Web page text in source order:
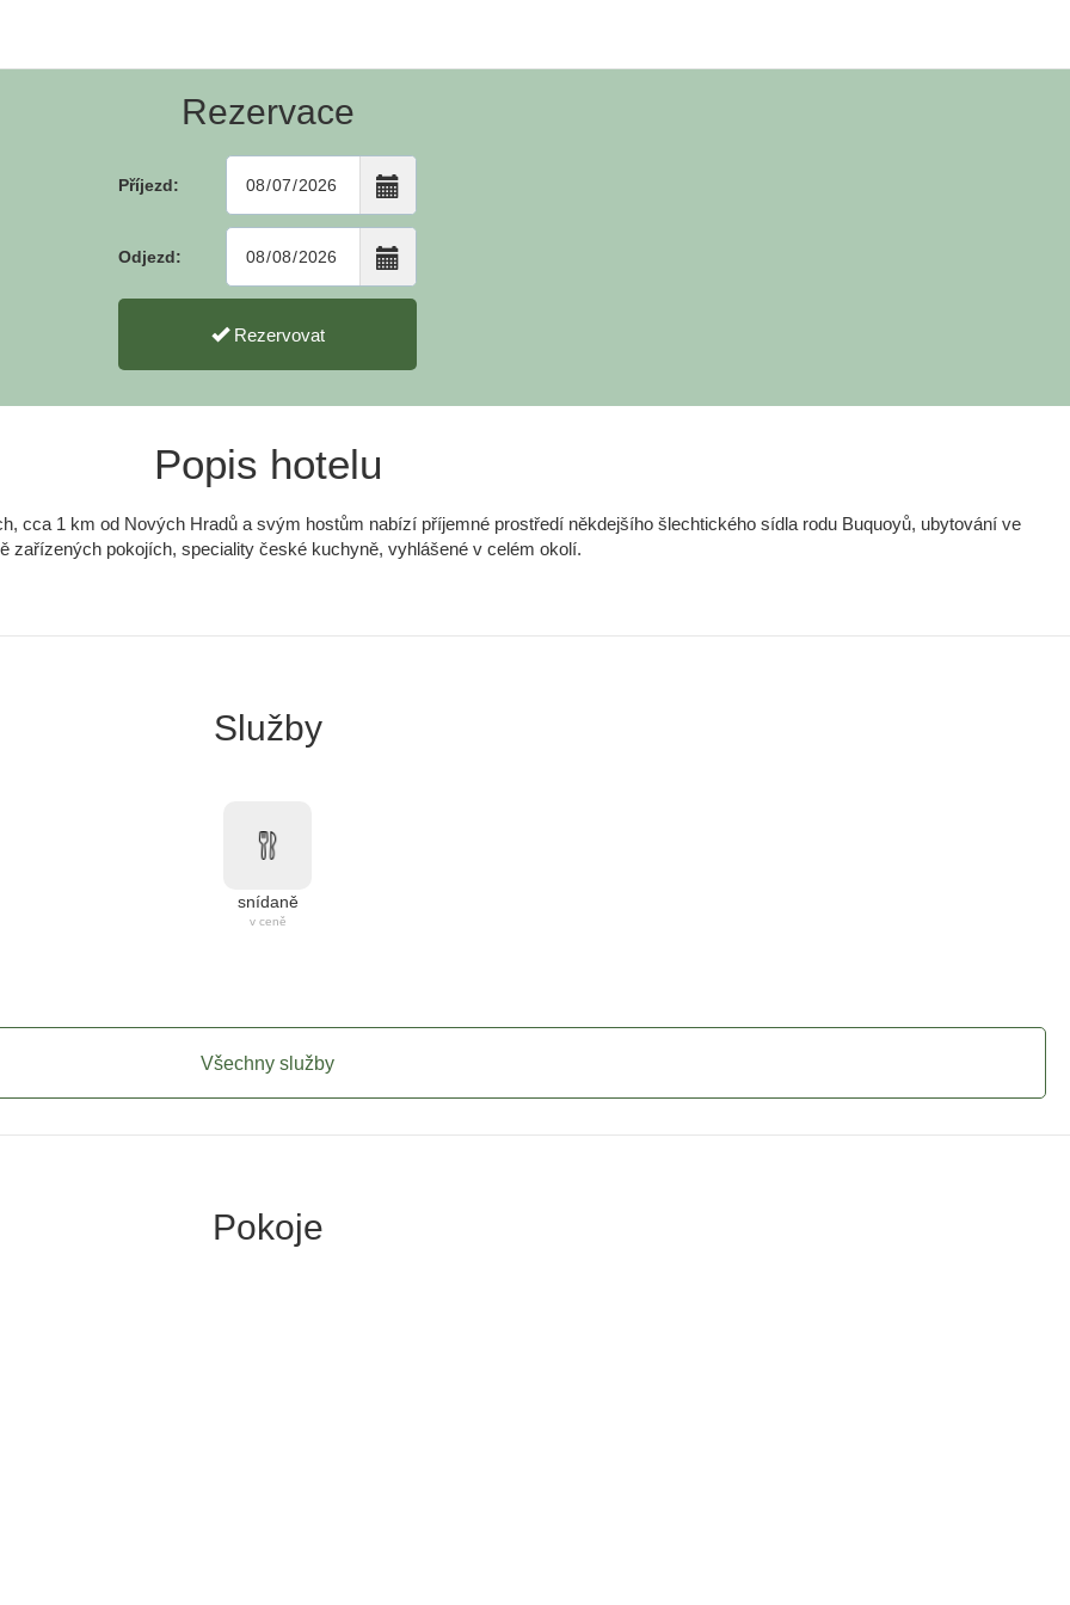
Rezervace
Příjezd:
Odjezd:
Rezervovat
Popis hotelu
cca 1 km od Nových Hradů a svým hostům nabízí příjemné prostředí někdejšího šlechtického sídla rodu Buquoyů, ubytování ve
zařízených pokojích, speciality české kuchyně, vyhlášené v celém okolí.
Služby
snídaně
v ceně
Všechny služby
Pokoje